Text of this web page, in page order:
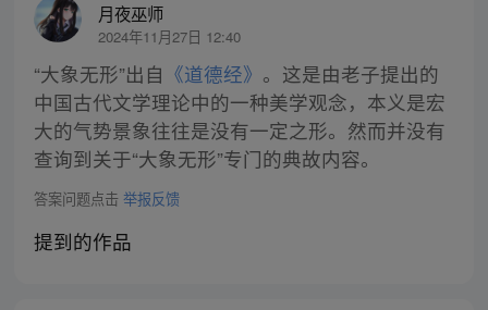
月夜巫师
2024年11月27日 12:40
“大象无形”出自 《道德经》 。这是由老子提出的
中国古代文学理论中的一种美学观念，本义是宏
大的气势景象往往是没有一定之形。然而并没有
查询到关于“大象无形”专门的典故内容。
答案问题点击 举报反馈
提到的作品